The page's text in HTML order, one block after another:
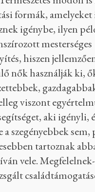
formák,
igénybe, ilyen
mesterséges
hiszen
nők használják ki,
viszont
aki igényli,
szegényebbek sem,
tartoznak
vele.